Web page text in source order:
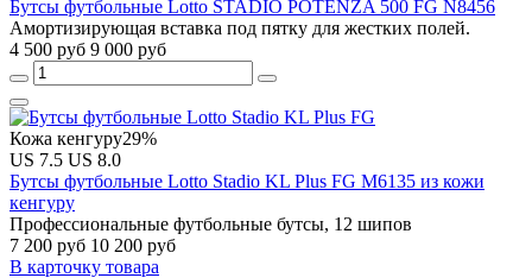
Бутсы футбольные Lotto STADIO POTENZA 500 FG N8456
Амортизирующая вставка под пятку для жестких полей.
4 500 руб 9 000 руб
Кожа кенгуру29%
US 7.5 US 8.0
Бутсы футбольные Lotto Stadio KL Plus FG M6135 из кожи
кенгуру
Профессиональные футбольные бутсы, 12 шипов
7 200 руб 10 200 руб
В карточку товара